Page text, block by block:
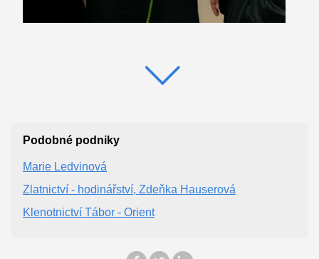
Podobné podniky
Marie Ledvinová
Zlatnictví - hodinářství, Zdeňka Hauserová
Klenotnictví Tábor - Orient